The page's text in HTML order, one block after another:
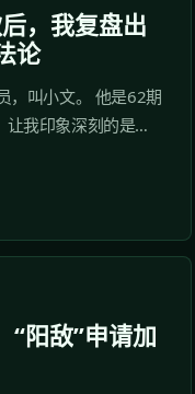
，我复盘出
论
，叫小文。 他是62期
我印象深刻的是，
的表现，成功入职
中也取得了不错的
的分享吧...
“阳敌”申请加